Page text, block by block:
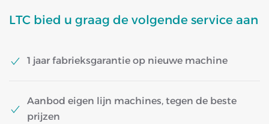
LTC bied u graag de volgende service aan
1 jaar fabrieksgarantie op nieuwe machine
Aanbod eigen lijn machines, tegen de beste
prijzen